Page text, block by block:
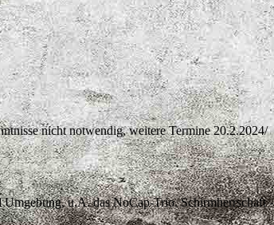
nicht notwendig, weitere Termine 20.2.2024/
u.A. das NoCap-Trio. Schirmherrschaft -